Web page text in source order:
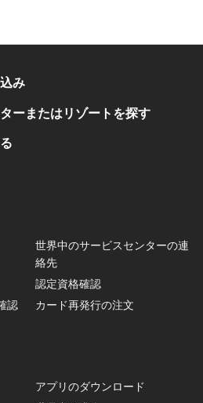
み
ーまたはリゾートを探す
世界中のサービスセンターの連
絡先
認定資格確認
認
カード再発行の注文
アプリのダウンロード